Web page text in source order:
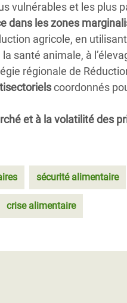
vulnérables et les plus
dans les zones
agricole, en
santé animale, à
régionale de
coordonnés
et à la volatilité des
sécurité alimentaire
crise alimentaire